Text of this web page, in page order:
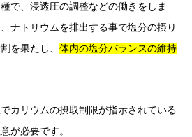
で、浸透圧の調整などの働きをしま
ナトリウムを排出する事で塩分の摂り
を果たし、 体内の塩分バランスの維持
カリウムの摂取制限が指示されている
が必要です。